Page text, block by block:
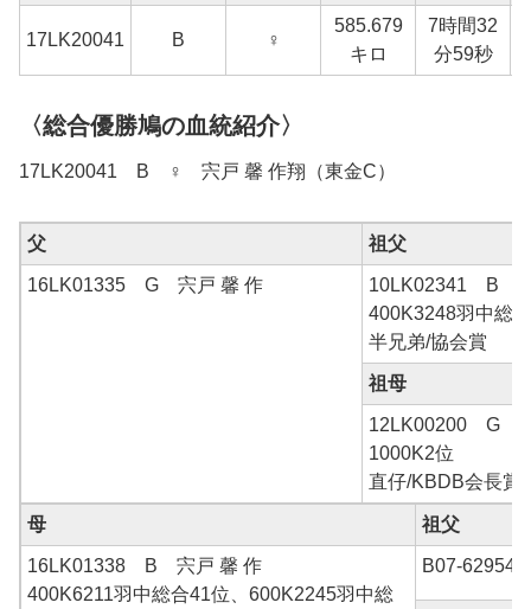
17LK20041 B ♀
585.679
キロ
7時間32
分59秒
〈総合優勝鳩の血統紹介〉
17LK20041 B ♀ 宍戸 馨 作翔（東金C）
父 祖父
16LK01335 G 宍戸 馨 作
10LK02341 B
400K3248羽中総
半兄弟/協会賞
祖母
12LK00200 G
1000K2位
直仔/KBDB会長賞
母 祖父
16LK01338 B 宍戸 馨 作
400K6211羽中総合41位、600K2245羽中総
B07-